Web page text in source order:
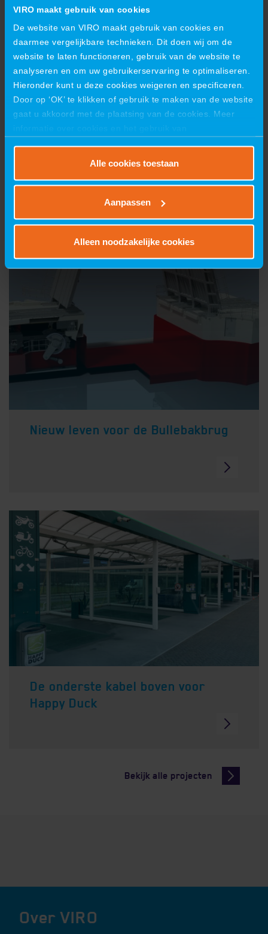
VIRO maakt gebruik van cookies
De website van VIRO maakt gebruik van cookies en
daarmee vergelijkbare technieken. Dit doen wij om de
website te laten functioneren, gebruik van de website te
analyseren en om uw gebruikerservaring te optimaliseren.
Hieronder kunt u deze cookies weigeren en specificeren.
Door op ‘OK’ te klikken of gebruik te maken van de website
gaat u akkoord met de plaatsing van de cookies. Meer
informatie over cookies en het gebruik van
Alle cookies toestaan
Aanpassen
Alleen noodzakelijke cookies
Nieuw leven voor de Bullebakbrug
De onderste kabel boven voor
Happy Duck
Bekijk alle projecten
Over VIRO